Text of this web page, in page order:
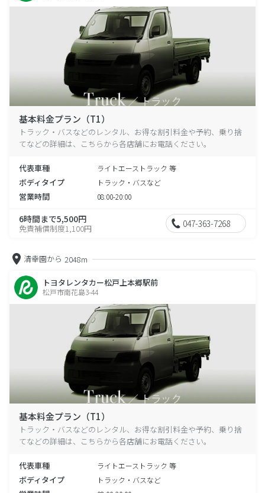
基本料金プラン（T1）
トラック・バスなどのレンタル、お得な割引料金や予約、乗り捨
てなどの詳細は、こちらから各店舗にお電話ください。
代表車種 ライトエーストラック 等
ボディタイプ トラック・バスなど
営業時間 08:00-20:00
6時間まで5,500円
免責補償制度1,100円 047-363-7268
清幸園から 2048m
トヨタレンタカー松戸上本郷駅前
松戸市南花島3-44
基本料金プラン（T1）
トラック・バスなどのレンタル、お得な割引料金や予約、乗り捨
てなどの詳細は、こちらから各店舗にお電話ください。
代表車種 ライトエーストラック 等
ボディタイプ トラック・バスなど